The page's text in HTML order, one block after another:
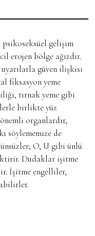
gelişim
erojen bölge ağızdır.
uyarılarla güven ilişkisi
fiksasyon yeme
tırnak yeme gibi
birlikte yüz
organlardır,
söylememize de
O, U gibi ünlü
Dudaklar işitme
İşitme engelliler,